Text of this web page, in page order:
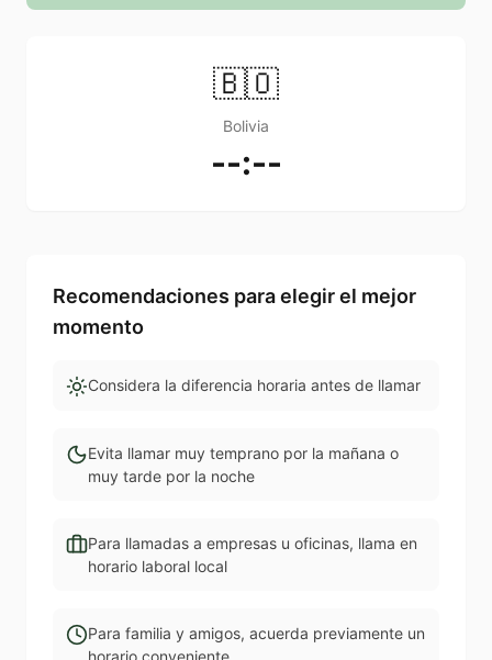
🇧🇴
Bolivia
--:--
Recomendaciones para elegir el mejor
momento
Considera la diferencia horaria antes de llamar
Evita llamar muy temprano por la mañana o
muy tarde por la noche
Para llamadas a empresas u oficinas, llama en
horario laboral local
Para familia y amigos, acuerda previamente un
horario conveniente